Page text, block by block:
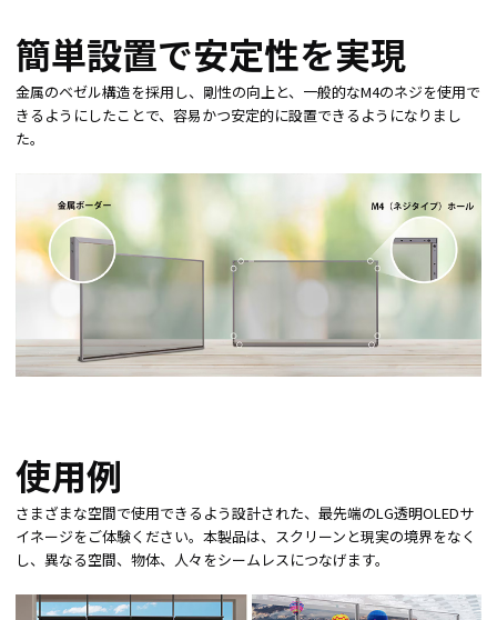
簡単設置で安定性を実現
金属のベゼル構造を採用し、剛性の向上と、一般的なM4のネジを使用で
きるようにしたことで、容易かつ安定的に設置できるようになりまし
た。
使用例
さまざまな空間で使用できるよう設計された、最先端のLG透明OLEDサ
イネージをご体験ください。本製品は、スクリーンと現実の境界をなく
し、異なる空間、物体、人々をシームレスにつなげます。